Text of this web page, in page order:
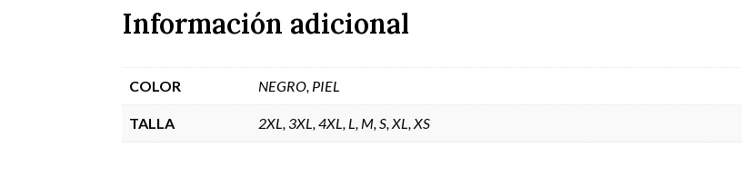
Información adicional
COLOR NEGRO, PIEL
TALLA 2XL, 3XL, 4XL, L, M, S, XL, XS